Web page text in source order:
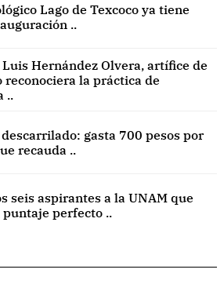
Lago de Texcoco ya tiene
..
Hernández Olvera, artífice de
reconociera la práctica de
..
gasta 700 pesos por
recauda ..
seis aspirantes a la UNAM que
perfecto ..